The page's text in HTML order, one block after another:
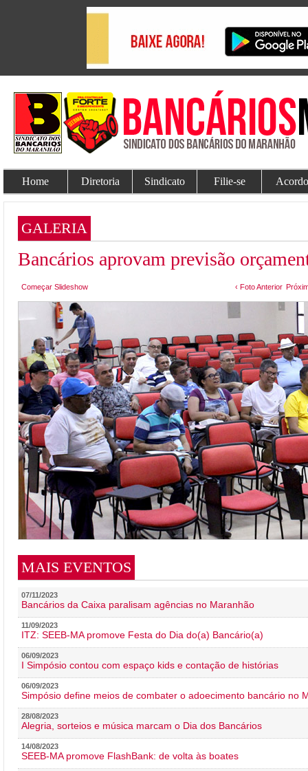
Home Diretoria Sindicato Filie-se
GALERIA
Bancários aprovam previsão
Começar Slideshow ‹ Foto Anterior
MAIS EVENTOS
07/11/2023
Bancários da Caixa paralisam agências no Maranhão
11/09/2023
ITZ: SEEB-MA promove Festa do Dia do(a) Bancário(a)
06/09/2023
I Simpósio contou com espaço kids e contação de histórias
06/09/2023
Simpósio define meios de combater o adoecimento bancário no
28/08/2023
Alegria, sorteios e música marcam o Dia dos Bancários
14/08/2023
SEEB-MA promove FlashBank: de volta às boates